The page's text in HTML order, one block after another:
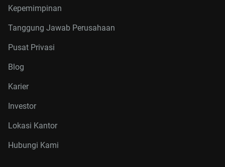
Kepemimpinan
Tanggung Jawab Perusahaan
Pusat Privasi
Blog
Karier
Investor
Lokasi Kantor
Hubungi Kami